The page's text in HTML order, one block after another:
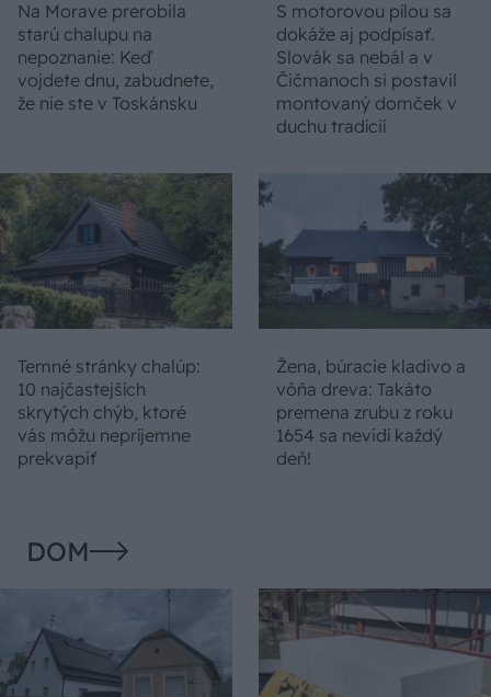
Na Morave prerobila
starú chalupu na
nepoznanie: Keď
vojdete dnu, zabudnete,
že nie ste v Toskánsku
S motorovou pílou sa
dokáže aj podpísať.
Slovák sa nebál a v
Čičmanoch si postavil
montovaný domček v
duchu tradícií
Temné stránky chalúp:
10 najčastejších
skrytých chýb, ktoré
vás môžu nepríjemne
prekvapiť
Žena, búracie kladivo a
vôňa dreva: Takáto
premena zrubu z roku
1654 sa nevidí každý
deň!
DOM